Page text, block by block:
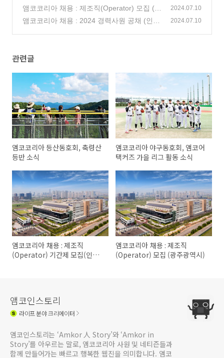
모집(인천 송도, 부평)
(0)
앰코코리아 채용 : 제조직(Operator) 모집 (광
주광역시)
(0)
2024.07.10
앰코코리아 채용 : 2024 경력사원 공채 (인
2024.07.10
관련글
앰코코리아 등산동호회, 축령산
등반 소식
앰코코리아 야구동호회, 앰코어
택커즈 가을 리그 활동 소식
앰코코리아 채용 : 제조직
(Operator) 기간제 모집(인천
앰코코리아 채용 : 제조직
(Operator) 모집 (광주광역시)
앰코인스토리
라이프분야 크리에이터
앰코인스토리는 ‘Amkor 人 Story’와 ‘Amkor in
Story’를 아우르는 말로, 앰코코리아 사원 및 네티즌들과
함께 만들어가는 빠르고 행복한 웹진을 의미합니다. 앰코